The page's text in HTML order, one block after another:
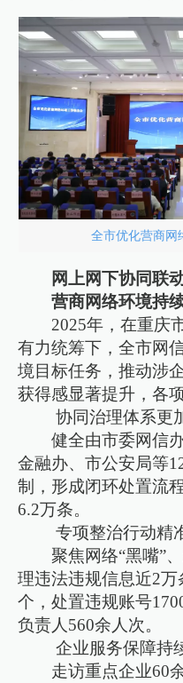
全市优化营商网
网上网下协同联
营商网络环境持
2025年，在重庆
有力统筹下，全市网
境目标任务，推动涉
获得感显著提升，各
协同治理体系更
健全由市委网信
金融办、市公安局等
制，形成闭环处置流
6.2万条。
专项整治行动精
聚焦网络“黑嘴”
理违法违规信息近2万
个，处置违规账号
负责人560余人次。
企业服务保障持
走访重点企业60